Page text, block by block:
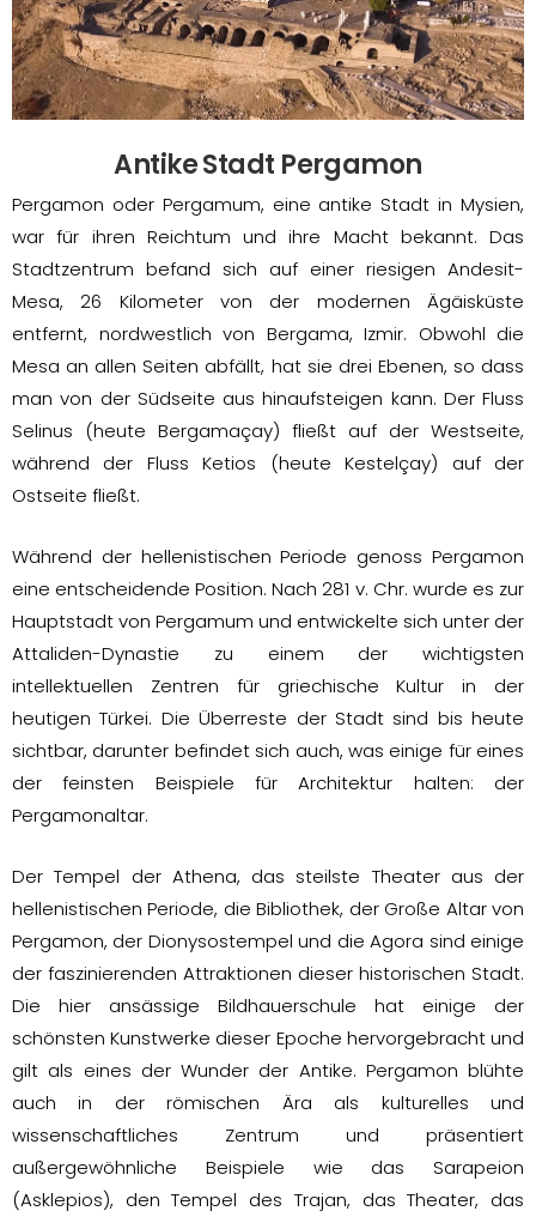
Antike Stadt Pergamon
Pergamon oder Pergamum, eine antike Stadt in Mysien,
war für ihren Reichtum und ihre Macht bekannt. Das
Stadtzentrum befand sich auf einer riesigen Andesit-
Mesa, 26 Kilometer von der modernen Ägäisküste
entfernt, nordwestlich von Bergama, Izmir. Obwohl die
Mesa an allen Seiten abfällt, hat sie drei Ebenen, so dass
man von der Südseite aus hinaufsteigen kann. Der Fluss
Selinus (heute Bergamaçay) fließt auf der Westseite,
während der Fluss Ketios (heute Kestelçay) auf der
Ostseite fließt.
Während der hellenistischen Periode genoss Pergamon
eine entscheidende Position. Nach 281 v. Chr. wurde es zur
Hauptstadt von Pergamum und entwickelte sich unter der
Attaliden-Dynastie zu einem der wichtigsten
intellektuellen Zentren für griechische Kultur in der
heutigen Türkei. Die Überreste der Stadt sind bis heute
sichtbar, darunter befindet sich auch, was einige für eines
der feinsten Beispiele für Architektur halten: der
Pergamonaltar.
Der Tempel der Athena, das steilste Theater aus der
hellenistischen Periode, die Bibliothek, der Große Altar von
Pergamon, der Dionysostempel und die Agora sind einige
der faszinierenden Attraktionen dieser historischen Stadt.
Die hier ansässige Bildhauerschule hat einige der
schönsten Kunstwerke dieser Epoche hervorgebracht und
gilt als eines der Wunder der Antike. Pergamon blühte
auch in der römischen Ära als kulturelles und
wissenschaftliches Zentrum und präsentiert
außergewöhnliche Beispiele wie das Sarapeion
(Asklepios), den Tempel des Trajan, das Theater, das